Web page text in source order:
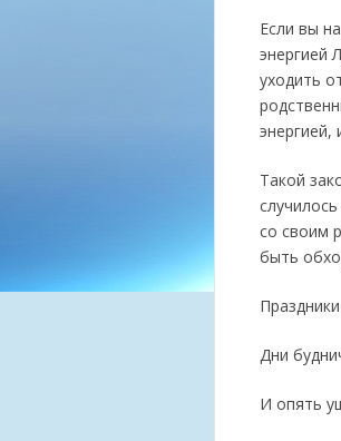
Если вы
энергией
уходить
Такой
со своим
быть
Дни
И опять